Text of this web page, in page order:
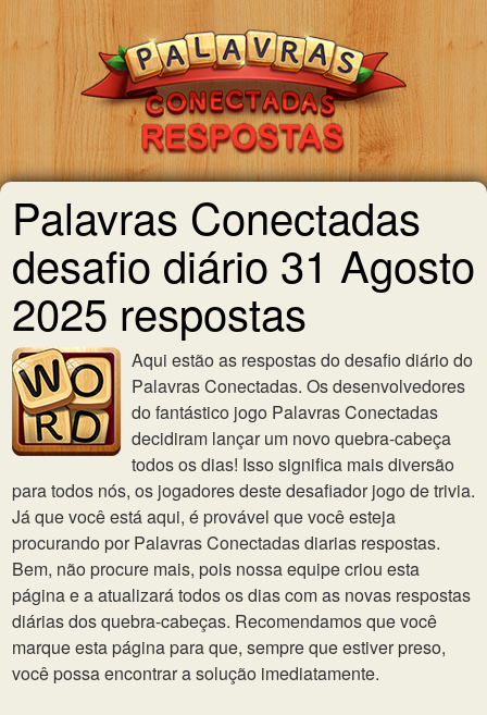
Palavras Conectadas
desafio diário 31 Agosto
2025 respostas
Aqui estão as respostas do desafio diário do
Palavras Conectadas. Os desenvolvedores
do fantástico jogo Palavras Conectadas
decidiram lançar um novo quebra-cabeça
todos os dias! Isso significa mais diversão
para todos nós, os jogadores deste desafiador jogo de trivia.
Já que você está aqui, é provável que você esteja
procurando por Palavras Conectadas diarias respostas.
Bem, não procure mais, pois nossa equipe criou esta
página e a atualizará todos os dias com as novas respostas
diárias dos quebra-cabeças. Recomendamos que você
marque esta página para que, sempre que estiver preso,
você possa encontrar a solução imediatamente.